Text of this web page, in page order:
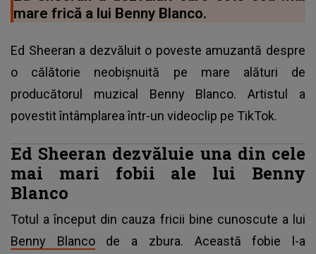
mare frică a lui Benny Blanco.
Ed Sheeran a dezvăluit o poveste amuzantă despre
o călătorie neobișnuită pe mare alături de
producătorul muzical Benny Blanco. Artistul a
povestit întâmplarea într-un videoclip pe TikTok.
Ed Sheeran dezvăluie una din cele
mai mari fobii ale lui Benny
Blanco
Totul a început din cauza fricii bine cunoscute a lui
Benny Blancode a zbura. Această fobie l-a